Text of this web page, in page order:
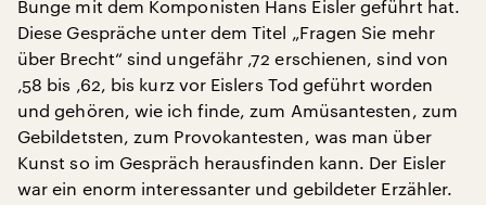
Bunge mit dem Komponisten Hans Eisler geführt hat.
Diese Gespräche unter dem Titel „Fragen Sie mehr
über Brecht“ sind ungefähr ‚72 erschienen, sind von
‚58 bis ‚62, bis kurz vor Eislers Tod geführt worden
und gehören, wie ich finde, zum Amüsantesten, zum
Gebildetsten, zum Provokantesten, was man über
Kunst so im Gespräch herausfinden kann. Der Eisler
war ein enorm interessanter und gebildeter Erzähler.